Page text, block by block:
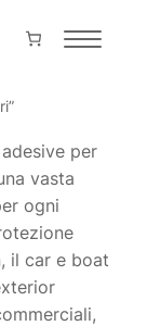
adesive per
vasta
ogni
il car e boat